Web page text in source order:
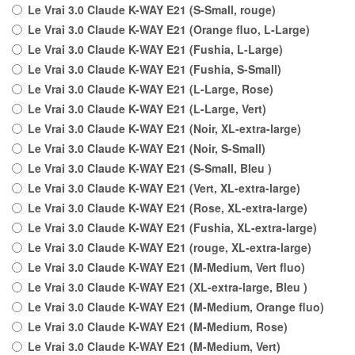
Le Vrai 3.0 Claude K-WAY E21 (S-Small, rouge)
Le Vrai 3.0 Claude K-WAY E21 (Orange fluo, L-Large)
Le Vrai 3.0 Claude K-WAY E21 (Fushia, L-Large)
Le Vrai 3.0 Claude K-WAY E21 (Fushia, S-Small)
Le Vrai 3.0 Claude K-WAY E21 (L-Large, Rose)
Le Vrai 3.0 Claude K-WAY E21 (L-Large, Vert)
Le Vrai 3.0 Claude K-WAY E21 (Noir, XL-extra-large)
Le Vrai 3.0 Claude K-WAY E21 (Noir, S-Small)
Le Vrai 3.0 Claude K-WAY E21 (S-Small, Bleu )
Le Vrai 3.0 Claude K-WAY E21 (Vert, XL-extra-large)
Le Vrai 3.0 Claude K-WAY E21 (Rose, XL-extra-large)
Le Vrai 3.0 Claude K-WAY E21 (Fushia, XL-extra-large)
Le Vrai 3.0 Claude K-WAY E21 (rouge, XL-extra-large)
Le Vrai 3.0 Claude K-WAY E21 (M-Medium, Vert fluo)
Le Vrai 3.0 Claude K-WAY E21 (XL-extra-large, Bleu )
Le Vrai 3.0 Claude K-WAY E21 (M-Medium, Orange fluo)
Le Vrai 3.0 Claude K-WAY E21 (M-Medium, Rose)
Le Vrai 3.0 Claude K-WAY E21 (M-Medium, Vert)